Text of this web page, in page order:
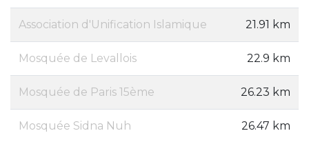
Association d'Unification Islamique 21.91 km
Mosquée de Levallois 22.9 km
Mosquée de Paris 15ème 26.23 km
Mosquée Sidna Nuh 26.47 km